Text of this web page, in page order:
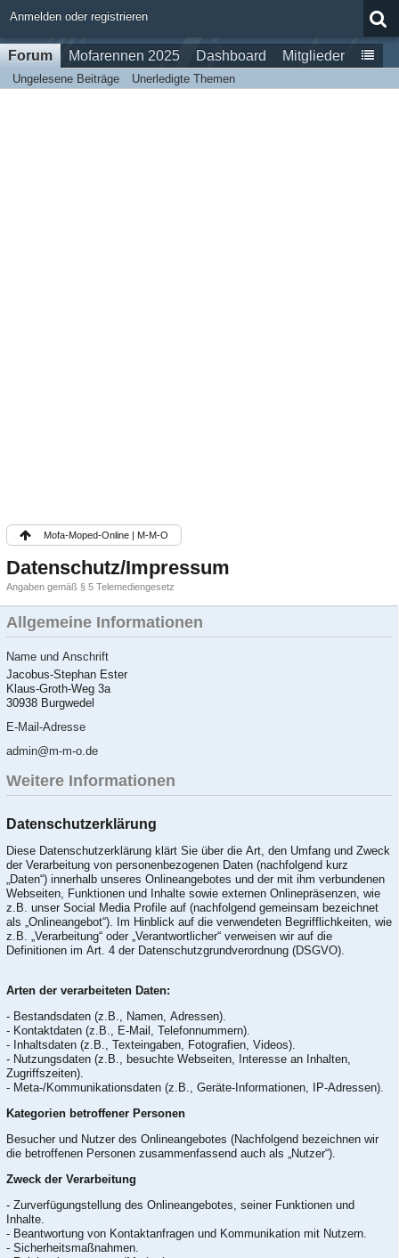
Anmelden oder registrieren
Forum Mofarennen 2025 Dashboard Mitglieder
Ungelesene Beiträge Unerledigte Themen
Mofa-Moped-Online | M-M-O
Datenschutz/Impressum
Angaben gemäß § 5 Telemediengesetz
Allgemeine Informationen
Name und Anschrift
Jacobus-Stephan Ester
Klaus-Groth-Weg 3a
30938 Burgwedel
E-Mail-Adresse
admin@m-m-o.de
Weitere Informationen
Datenschutzerklärung
Diese Datenschutzerklärung klärt Sie über die Art, den Umfang und Zweck
der Verarbeitung von personenbezogenen Daten (nachfolgend kurz
„Daten“) innerhalb unseres Onlineangebotes und der mit ihm verbundenen
Webseiten, Funktionen und Inhalte sowie externen Onlinepräsenzen, wie
z.B. unser Social Media Profile auf (nachfolgend gemeinsam bezeichnet
als „Onlineangebot“). Im Hinblick auf die verwendeten Begrifflichkeiten, wie
z.B. „Verarbeitung“ oder „Verantwortlicher“ verweisen wir auf die
Definitionen im Art. 4 der Datenschutzgrundverordnung (DSGVO).
Arten der verarbeiteten Daten:
- Bestandsdaten (z.B., Namen, Adressen).
- Kontaktdaten (z.B., E-Mail, Telefonnummern).
- Inhaltsdaten (z.B., Texteingaben, Fotografien, Videos).
- Nutzungsdaten (z.B., besuchte Webseiten, Interesse an Inhalten,
Zugriffszeiten).
- Meta-/Kommunikationsdaten (z.B., Geräte-Informationen, IP-Adressen).
Kategorien betroffener Personen
Besucher und Nutzer des Onlineangebotes (Nachfolgend bezeichnen wir
die betroffenen Personen zusammenfassend auch als „Nutzer“).
Zweck der Verarbeitung
- Zurverfügungstellung des Onlineangebotes, seiner Funktionen und
Inhalte.
- Beantwortung von Kontaktanfragen und Kommunikation mit Nutzern.
- Sicherheitsmaßnahmen.